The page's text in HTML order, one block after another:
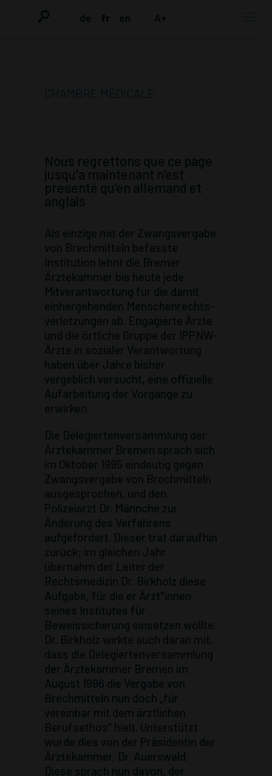
de fr en A+
CHAMBRE MÉDICALE
Nous regrettons que ce page
jusqu’a maintenant n’est
presenté qu’en allemand et
anglais
Als einzige mit der Zwangsvergabe
von Brechmitteln befasste
Institution lehnt die Bremer
Ärztekammer bis heute jede
Mitverantwortung für die damit
einhergehenden Menschenrechts­
verletzungen ab. Engagierte Ärzte
und die örtliche Gruppe der IPPNW-
Ärzte in sozialer Verantwortung
haben über Jahre bisher
vergeblich versucht, eine offizielle
Aufarbeitung der Vorgänge zu
erwirken.
Die Delegiertenversammlung der
Ärztekammer Bremen sprach sich
im Oktober 1995 eindeutig gegen
Zwangsvergabe von Brechmitteln
ausgesprochen, und den
Polizeiarzt Dr. Männche zur
Änderung des Verfahrens
aufgefordert. Dieser trat daraufhin
zurück; im gleichen Jahr
übernahm der Leiter der
Rechtsmedizin Dr. Birkholz diese
Aufgabe, für die er Ärzt*innen
seines Institutes für
Beweissicherung einsetzen wollte.
Dr. Birkholz wirkte auch daran mit,
dass die Delegiertenversammlung
der Ärztekammer Bremen im
August 1996 die Vergabe von
Brechmitteln nun doch „für
vereinbar mit dem ärztlichen
Berufsethos“ hielt. Unterstützt
wurde dies von der Präsidentin der
Ärztekammer, Dr. Auerswald.
Diese sprach nun davon, der